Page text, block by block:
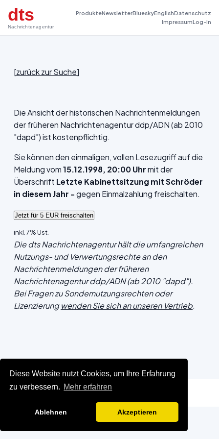
Diese Website nutzt Cookies, um Ihre Erfahrung
zu verbessern. Mehr erfahren
Ablehnen Akzeptieren
dts
Nachrichtenagentur
ProdukteNewsletterBlueskyEnglishDatenschutz
ImpressumLog-In
[zurück zur Suche]
Die Ansicht der historischen Nachrichtenmeldungen
der früheren Nachrichtenagentur ddp/ADN (ab 2010
"dapd") ist kostenpflichtig.
Sie können den einmaligen, vollen Lesezugriff auf die
Meldung vom15.12.1998, 20:00 Uhrmit der
Überschrift Letzte Kabinettsitzung mit Schröder
in diesem Jahr -gegen Einmalzahlung freischalten.
inkl. 7% Ust.
Die dts Nachrichtenagentur hält die umfangreichen
Nutzungs- und Verwertungsrechte an den
Nachrichtenmeldungen der früheren
Nachrichtenagentur ddp/ADN (ab 2010 "dapd").
Bei Fragen zu Sondernutzungsrechten oder
Lizenzierungwenden Sie sich an unseren Vertrieb.